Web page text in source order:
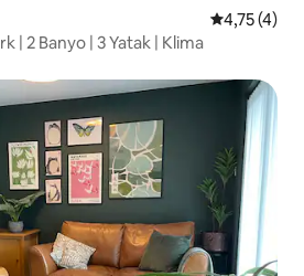
54,75 (4)
| 2 Banyo | 3 Yatak | Klima